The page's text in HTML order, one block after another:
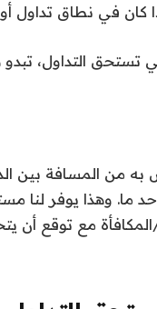
كان في نطاق تداول
تستحق التداول، تبدو
به من المسافة بين
ما. وهذا يوفر لنا
مع توقع أن